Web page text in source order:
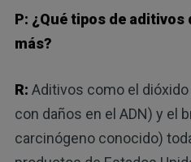
P: ¿Qué tipos de
más?
R: Aditivos como el
con daños en el ADN) y el
carcinógeno conocido)